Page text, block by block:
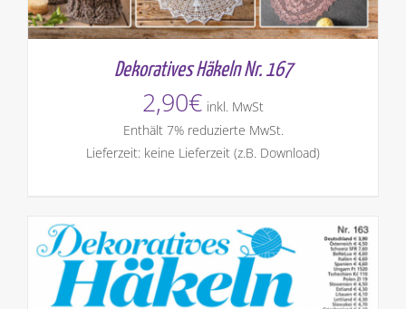
Dekoratives Häkeln Nr. 167
2,90€ inkl. MwSt
Enthält 7% reduzierte MwSt.
Lieferzeit: keine Lieferzeit (z.B. Download)